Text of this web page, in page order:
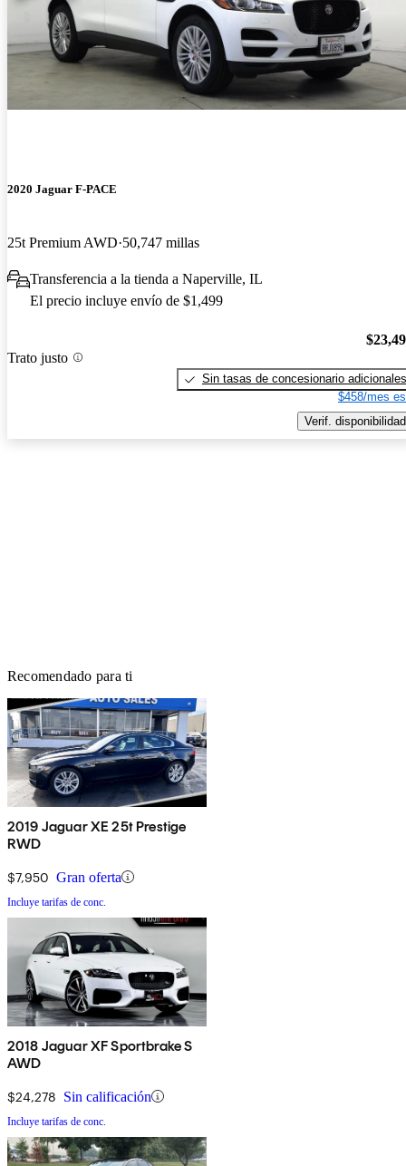
2020 Jaguar F-PACE
25t Premium AWD 50,747 millas
Transferencia a la tienda a Naperville, IL
El precio incluye envío de $1,499
Trato justo
Sin tasas de concesionario adicionales
$458/mes
Verif. disponibilidad
Recomendado para ti
2019 Jaguar XE 25t Prestige
RWD
$7,950 Gran oferta
Incluye tarifas de conc.
2018 Jaguar XF Sportbrake S
AWD
$24,278 Sin calificación
Incluye tarifas de conc.